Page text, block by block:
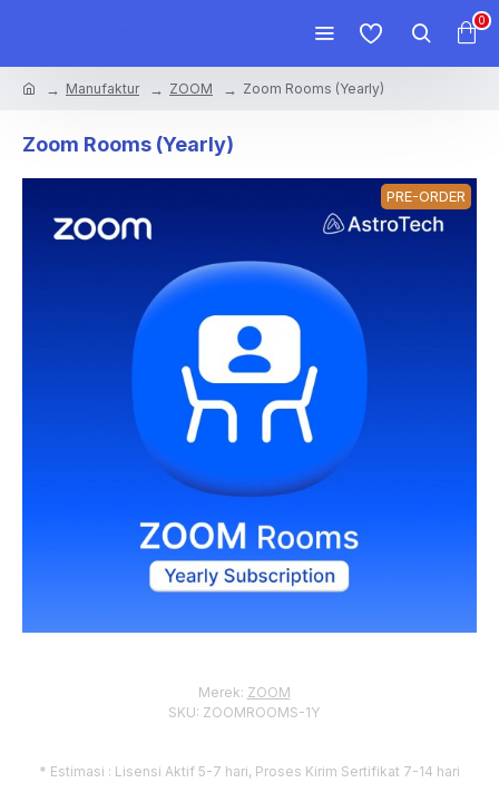
0
Manufaktur ZOOM Zoom Rooms (Yearly)
Zoom Rooms (Yearly)
PRE-ORDER
Merek: ZOOM
SKU: ZOOMROOMS-1Y
* Estimasi : Lisensi Aktif 5-7 hari, Proses Kirim Sertifikat 7-14 hari